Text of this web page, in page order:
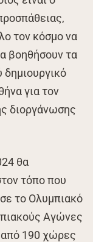
τον κόσμο να
βοηθήσουν τα
δημιουργικό
για τον
διοργάνωσης
θα
τόπο που
το Ολυμπιακό
Αγώνες
από 190 χώρες